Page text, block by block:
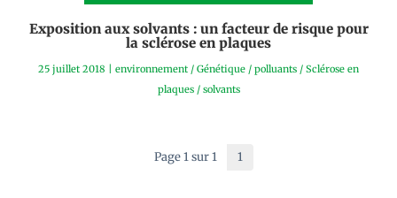
Exposition aux solvants : un facteur de risque pour
la sclérose en plaques
25 juillet 2018 environnement / Génétique / polluants / Sclérose en
plaques/ solvants
Page 1 sur 1 1